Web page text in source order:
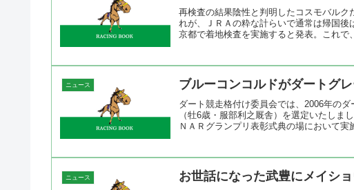
再検査の結果陰性と判明したコスモバル
れが、ＪＲＡの粋な計らいで通常は帰国
京都で着地検査を実施すると発表。これで
ニュース ブルーコンコルドがダートグ
ダート競走格付け委員会では、2006年の
（牡6歳・服部利之厩舎）を選定いたしま
ＮＡＲグランプリ表彰式典の場において実
ニュース お世話になった武豊にメイシ